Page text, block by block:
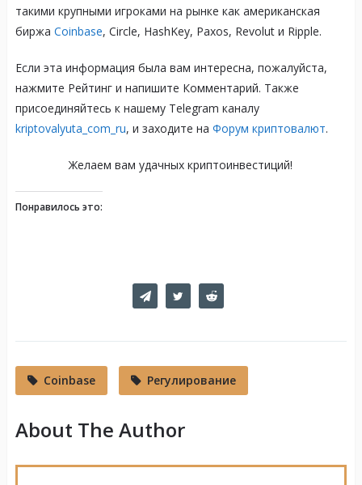
такими крупными игроками на рынке как американская
биржа Coinbase, Circle, HashKey, Paxos, Revolut и Ripple.
Если эта информация была вам интересна, пожалуйста,
нажмите Рейтинг и напишите Комментарий. Также
присоединяйтесь к нашему Telegram каналу
kriptovalyuta_com_ru, и заходите на Форум криптовалют.
Желаем вам удачных криптоинвестиций!
Понравилось это:
Coinbase Регулирование
About The Author